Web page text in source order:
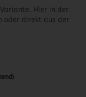
Hier in der
oder direkt aus der